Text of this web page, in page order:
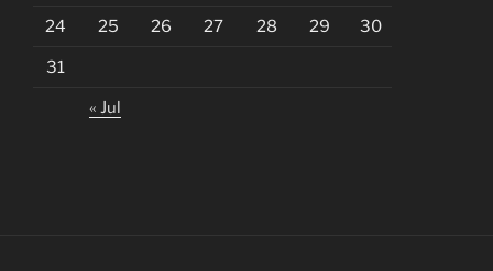
24 25 26 27 28 29 30
31
« Jul